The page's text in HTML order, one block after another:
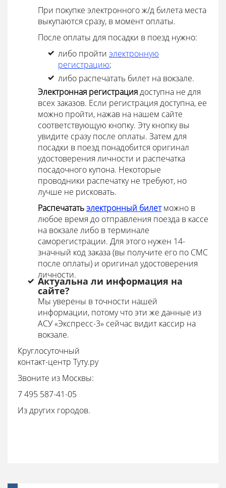
При покупке электронного ж/д билета места
выкупаются сразу, в момент оплаты.
После оплаты для посадки в поезд нужно:
либо пройти электронную
регистрацию;
либо распечатать билет на вокзале.
Электронная регистрациядоступна не для
всех заказов. Если регистрация доступна, ее
можно пройти, нажав на нашем сайте
соответствующую кнопку. Эту кнопку вы
увидите сразу после оплаты. Затем для
посадки в поезд понадобится оригинал
удостоверения личности и распечатка
посадочного купона. Некоторые
проводники распечатку не требуют, но
лучше не рисковать.
Распечататьэлектронный билет можно в
любое время до отправления поезда в кассе
на вокзале либо в терминале
саморегистрации. Для этого нужен 14-
значный код заказа (вы получите его по СМС
после оплаты) и оригинал удостоверения
личности.
Актуальна ли информация на
сайте?
Мы уверены в точности нашей
информации, потому что эти же данные из
АСУ «Экспресс-3» сейчас видит кассир на
вокзале.
Круглосуточный
контакт-центр Туту.ру
Звоните из Москвы:
7 495 587-41-05
Из других городов.